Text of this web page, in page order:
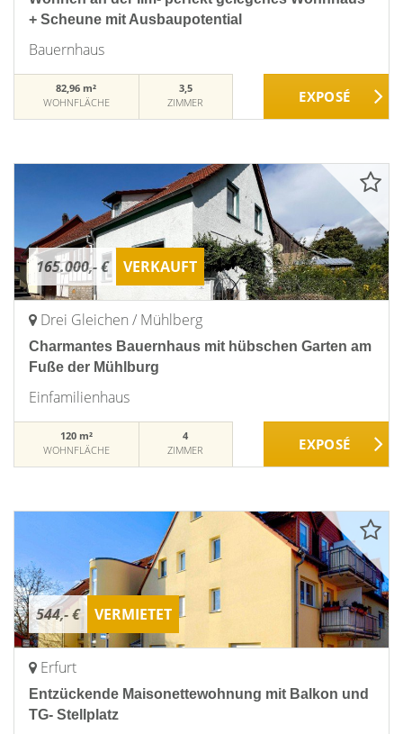
+ Scheune mit Ausbaupotential
Bauernhaus
82,96 m²
WOHNFLÄCHE
3,5
ZIMMER
165.000,- € VERKAUFT
Drei Gleichen / Mühlberg
Charmantes Bauernhaus mit hübschen Garten am
Fuße der Mühlburg
Einfamilienhaus
120 m²
WOHNFLÄCHE
4
ZIMMER
544,- € VERMIETET
Erfurt
Entzückende Maisonettewohnung mit Balkon und
TG- Stellplatz